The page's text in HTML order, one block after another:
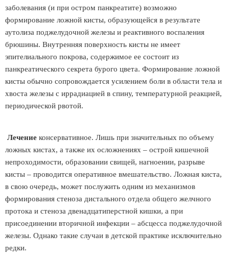
заболевания (и при остром панкреатите) возможно
формирование ложной кисты, образующейся в результате
аутолиза поджелудочной железы и реактивного воспаления
брюшины. Внутренняя поверхность кисты не имеет
эпителиального покрова, содержимое ее состоит из
панкреатического секрета бурого цвета. Формирование ложной
кисты обычно сопровождается усилением боли в области тела и
хвоста железы с иррадиацией в спину, температурной реакцией,
периодической рвотой.
Лечение консервативное. Лишь при значительных по объему
ложных кистах, а также их осложнениях – острой кишечной
непроходимости, образовании свищей, нагноении, разрыве
кисты – проводится оперативное вмешательство. Ложная киста,
в свою очередь, может послужить одним из механизмов
формирования стеноза дистального отдела общего желчного
протока и стеноза двенадцатиперстной кишки, а при
присоединении вторичной инфекции – абсцесса поджелудочной
железы. Однако такие случаи в детской практике исключительно
редки.